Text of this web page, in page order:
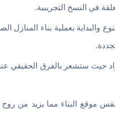
في النسخ التجريبية.
عقد إنشائي متنوع والبداية بعملية بناء
حيث ستشعر بالفرق الحقيقي
البناء مما يزيد من روح